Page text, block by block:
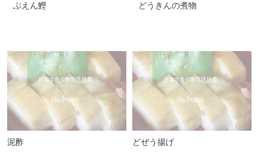
ぶえん鰹 どうきんの煮物
泥酢 どぜう揚げ